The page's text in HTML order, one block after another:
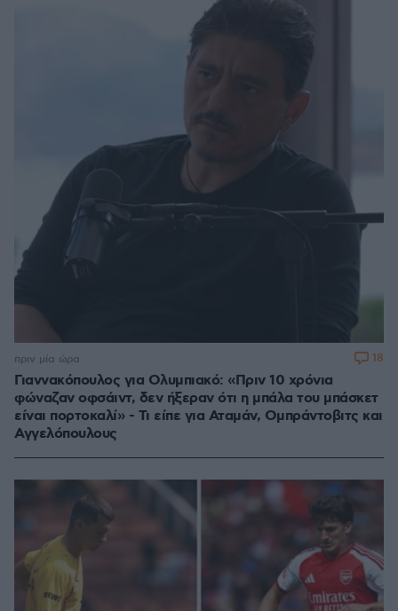
Γιαννακόπουλος για Ολυμπιακό: «Πριν 10 χρόνια
φώναζαν οφσάιντ, δεν ήξεραν ότι η μπάλα του μπάσκετ
είναι πορτοκαλί» - Τι είπε για Αταμάν, Ομπράντοβιτς και
Αγγελόπουλους
πριν μία ώρα 18